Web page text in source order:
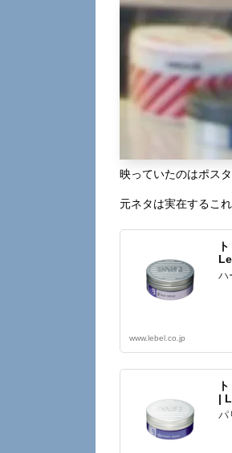
映っていたのはポス
元ネタは実在するこ
ハ
www.lebel.co.jp
|
パ